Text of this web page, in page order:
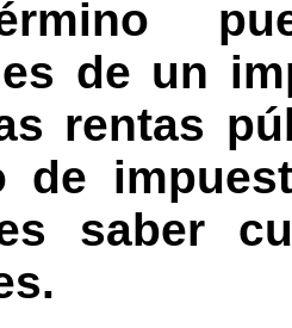
de un
rentas
de
saber